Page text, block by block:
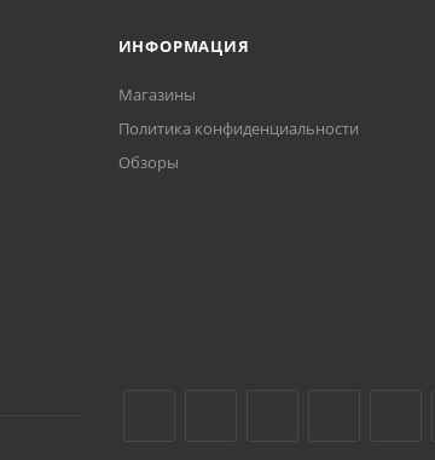
ИНФОРМАЦИЯ
Магазины
Политика конфиденциальности
Обзоры